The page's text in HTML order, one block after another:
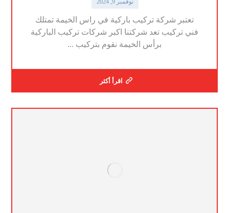
نوفمبر 9, 2024
تعتبر شركة تركيب باركية في راس الخيمة تمتلك
فني تركيب تعد شركتنا اكبر شركات تركيب الباركية
برأس الخيمة نقوم بتركيب ...
اقرأ أكثر